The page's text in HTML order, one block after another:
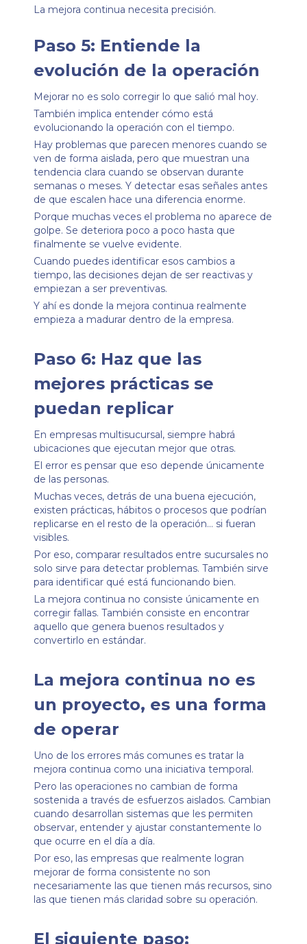
La mejora continua necesita precisión.
Paso 5: Entiende la
evolución de la operación
Mejorar no es solo corregir lo que salió mal hoy.
También implica entender cómo está
evolucionando la operación con el tiempo.
Hay problemas que parecen menores cuando se
ven de forma aislada, pero que muestran una
tendencia clara cuando se observan durante
semanas o meses. Y detectar esas señales antes
de que escalen hace una diferencia enorme.
Porque muchas veces el problema no aparece de
golpe. Se deteriora poco a poco hasta que
finalmente se vuelve evidente.
Cuando puedes identificar esos cambios a
tiempo, las decisiones dejan de ser reactivas y
empiezan a ser preventivas.
Y ahí es donde la mejora continua realmente
empieza a madurar dentro de la empresa.
Paso 6: Haz que las
mejores prácticas se
puedan replicar
En empresas multisucursal, siempre habrá
ubicaciones que ejecutan mejor que otras.
El error es pensar que eso depende únicamente
de las personas.
Muchas veces, detrás de una buena ejecución,
existen prácticas, hábitos o procesos que podrían
replicarse en el resto de la operación… si fueran
visibles.
Por eso, comparar resultados entre sucursales no
solo sirve para detectar problemas. También sirve
para identificar qué está funcionando bien.
La mejora continua no consiste únicamente en
corregir fallas. También consiste en encontrar
aquello que genera buenos resultados y
convertirlo en estándar.
La mejora continua no es
un proyecto, es una forma
de operar
Uno de los errores más comunes es tratar la
mejora continua como una iniciativa temporal.
Pero las operaciones no cambian de forma
sostenida a través de esfuerzos aislados. Cambian
cuando desarrollan sistemas que les permiten
observar, entender y ajustar constantemente lo
que ocurre en el día a día.
Por eso, las empresas que realmente logran
mejorar de forma consistente no son
necesariamente las que tienen más recursos, sino
las que tienen más claridad sobre su operación.
El siguiente paso: